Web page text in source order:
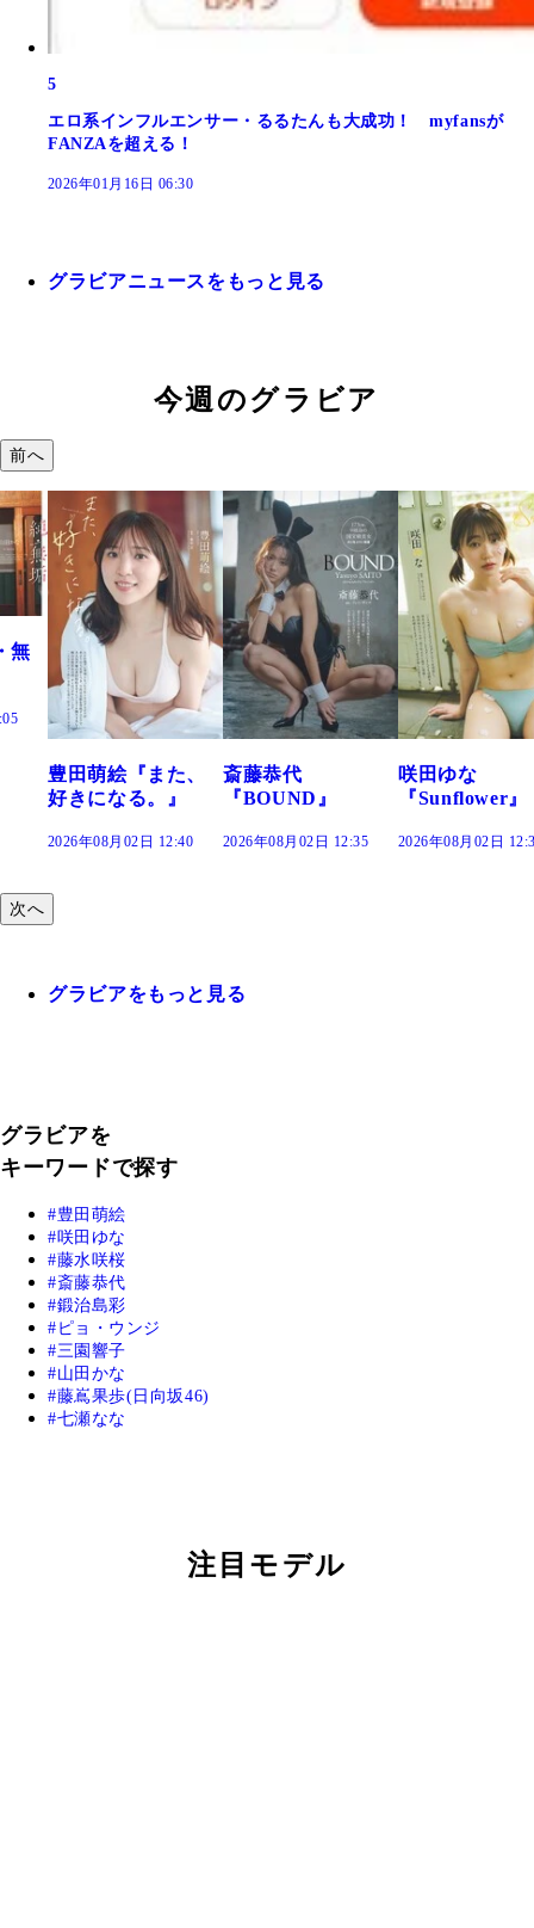
5
エロ系インフルエンサー・るるたんも大成功！ myfansが
FANZAを超える！
2026年01月16日 06:30
グラビアニュースをもっと見る
今週のグラビア
前へ
た、
斎藤恭代
『BOUND』
2026年08月02日 12:35
咲田ゆな
『Sunflower』
2026年08月02日 12:30
藤水咲桜『
だまり』
2026年08月02日
次へ
グラビアをもっと見る
グラビアを
キーワードで探す
豊田萌絵
咲田ゆな
藤水咲桜
斎藤恭代
鍛治島彩
ピョ・ウンジ
三園響子
山田かな
藤嶌果歩(日向坂46)
七瀬なな
注目モデル